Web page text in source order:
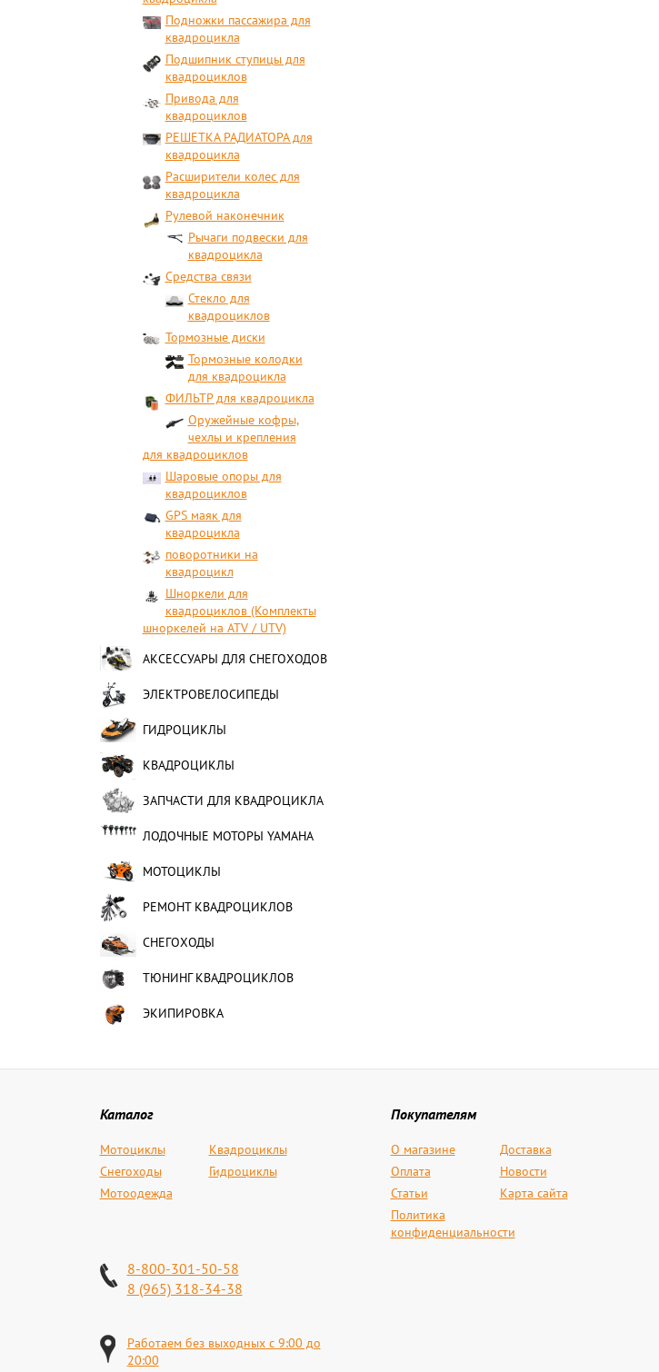
Подножки пассажира для
квадроцикла
Подшипник ступицы для
квадроциклов
Привода для
квадроциклов
РЕШЕТКА РАДИАТОРА для
квадроцикла
Расширители колес для
квадроцикла
Рулевой наконечник
Рычаги подвески для
квадроцикла
Средства связи
Стекло для
квадроциклов
Тормозные диски
Тормозные колодки
для квадроцикла
ФИЛЬТР для квадроцикла
Оружейные кофры,
чехлы и крепления
для квадроциклов
Шаровые опоры для
квадроциклов
GPS маяк для
квадроцикла
поворотники на
квадроцикл
Шноркели для
квадроциклов (Комплекты
шноркелей на ATV / UTV)
АКСЕССУАРЫ ДЛЯ СНЕГОХОДОВ
ЭЛЕКТРОВЕЛОСИПЕДЫ
ГИДРОЦИКЛЫ
КВАДРОЦИКЛЫ
ЗАПЧАСТИ ДЛЯ КВАДРОЦИКЛА
ЛОДОЧНЫЕ МОТОРЫ YAMAHA
МОТОЦИКЛЫ
РЕМОНТ КВАДРОЦИКЛОВ
СНЕГОХОДЫ
ТЮНИНГ КВАДРОЦИКЛОВ
ЭКИПИРОВКА
Каталог
Мотоциклы
Квадроциклы
Снегоходы
Гидроциклы
Мотоодежда
Покупателям
О магазине
Доставка
Оплата
Новости
Статьи
Карта сайта
Политика
конфиденциальности
8-800-301-50-58
8 (965) 318-34-38
Работаем без выходных с 9:00 до
20:00